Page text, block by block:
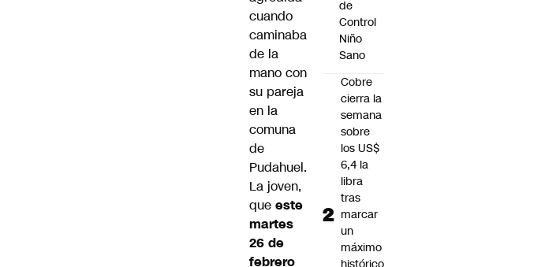
cuando
caminaba
de la
mano con
su pareja
en la
comuna
de
Pudahuel.
La joven,
que este
martes
26 de
febrero
de
Control
Niño
Sano
Cobre
cierra la
semana
sobre
los US$
6,4 la
libra
tras
marcar
un
máximo